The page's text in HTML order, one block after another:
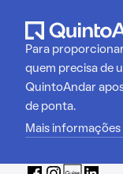
Para
quem precisa de
QuintoAndar
de ponta.
Mais informações